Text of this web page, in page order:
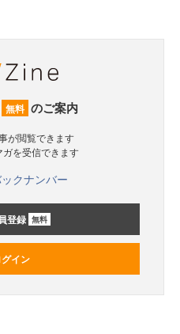
無料 のご案内
が閲覧できます
ガを受信できます
クナンバー
登録 無料
グイン